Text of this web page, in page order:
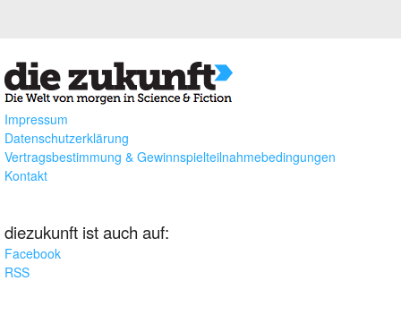
Impressum
Datenschutzerklärung
Vertragsbestimmung & Gewinnspielteilnahmebedingungen
Kontakt
diezukunft ist auch auf:
Facebook
RSS